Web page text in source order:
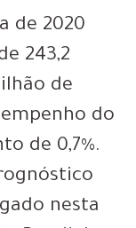
de 2020
243,2
de
do
de 0,7%.
nesta